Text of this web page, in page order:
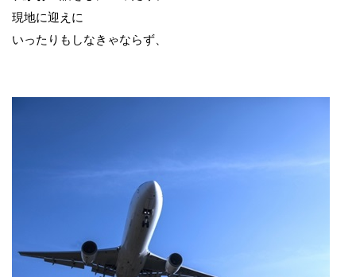
現地に迎えに
いったりもしなきゃならず、